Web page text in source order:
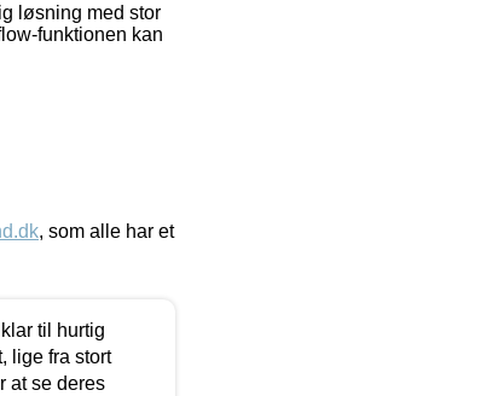
løsning med stor
funktionen kan
, som alle har et
til hurtig
lige fra stort
at se deres